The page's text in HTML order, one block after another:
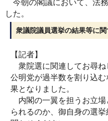
今朝の閣議において、法
した。
衆議院議員選挙の結果等に
【記者】
衆院選に関連してお尋ね
公明党が過半数を割り込
果となりました。
内閣の一翼を担うお立場
られるのか、御自身の選